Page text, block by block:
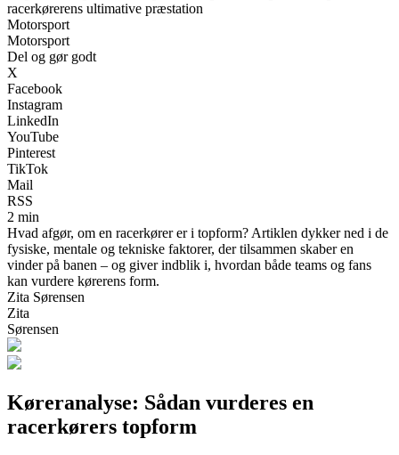
racerkørerens ultimative præstation
Motorsport
Motorsport
Del og gør godt
X
Facebook
Instagram
LinkedIn
YouTube
Pinterest
TikTok
Mail
RSS
2 min
Hvad afgør, om en racerkører er i topform? Artiklen dykker ned i de
fysiske, mentale og tekniske faktorer, der tilsammen skaber en
vinder på banen – og giver indblik i, hvordan både teams og fans
kan vurdere kørerens form.
Zita Sørensen
Zita
Sørensen
Køreranalyse: Sådan vurderes en
racerkørers topform